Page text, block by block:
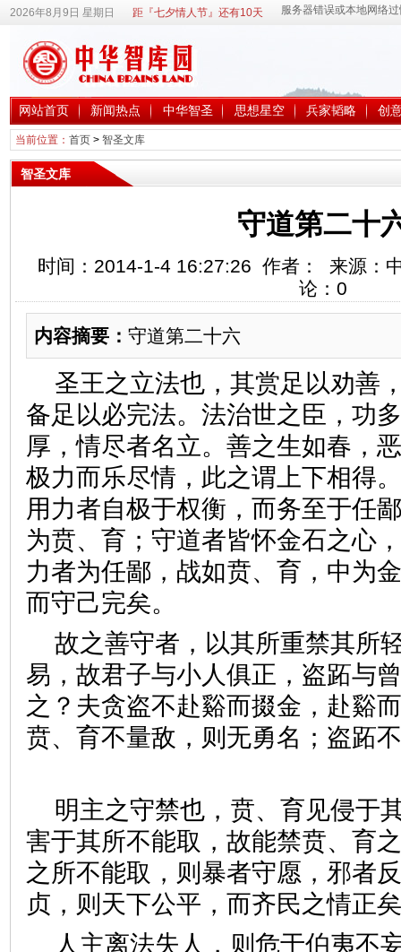
2026年8月9日 星期日 距『七夕情人节』还有10天
网站首页 新闻热点 中华智圣 思想星空 兵家韬略 创
当前位置： 首页> 智圣文库
智圣文库
守道第二十
时间：2014-1-4 16:27:26 作者： 来源：
论： 0
内容摘要： 守道第二十六
圣王之立法也，其赏足以劝善
备足以必完法。法治世之臣，功
厚，情尽者名立。善之生如春，
极力而乐尽情，此之谓上下相得
用力者自极于权衡，而务至于任
为贲、育；守道者皆怀金石之心
力者为任鄙，战如贲、育，中为
而守己完矣。
故之善守者，以其所重禁其所
易，故君子与小人俱正，盗跖与
之？夫贪盗不赴谿而掇金，赴谿
贲、育不量敌，则无勇名；盗跖
明主之守禁也，贲、育见侵于
害于其所不能取，故能禁贲、育
之所不能取，则暴者守愿，邪者
贞，则天下公平，而齐民之
人主离法失人，则危于伯夷不